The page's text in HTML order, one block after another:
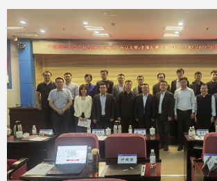
提供强有力的技术支撑。学校副校长王厚杰
杰代表学校对与会专家学者的到来表示欢迎
示，海洋工程技术在海洋强国建设中发挥着
年4月，习近平总书记到中国海洋大学三亚
对海洋科技高水平自立自强，开展原创性、
提出要求。2024年10月，在中国海洋大学
际，习近平总书记给中国海洋大学全体师生
以科技发展、国家战略需求为牵引，加强原
洋科技攻关，努力培养更多胸怀蓝色梦想、
优秀海洋人才。这次会议是深入学习贯彻习